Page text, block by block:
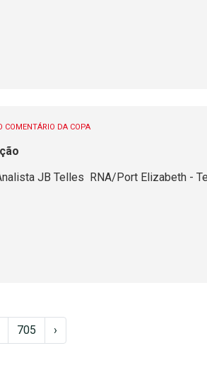
COMENTÁRIO DA COPA
JB Telles  RNA/Port Elizabeth -
705 ›